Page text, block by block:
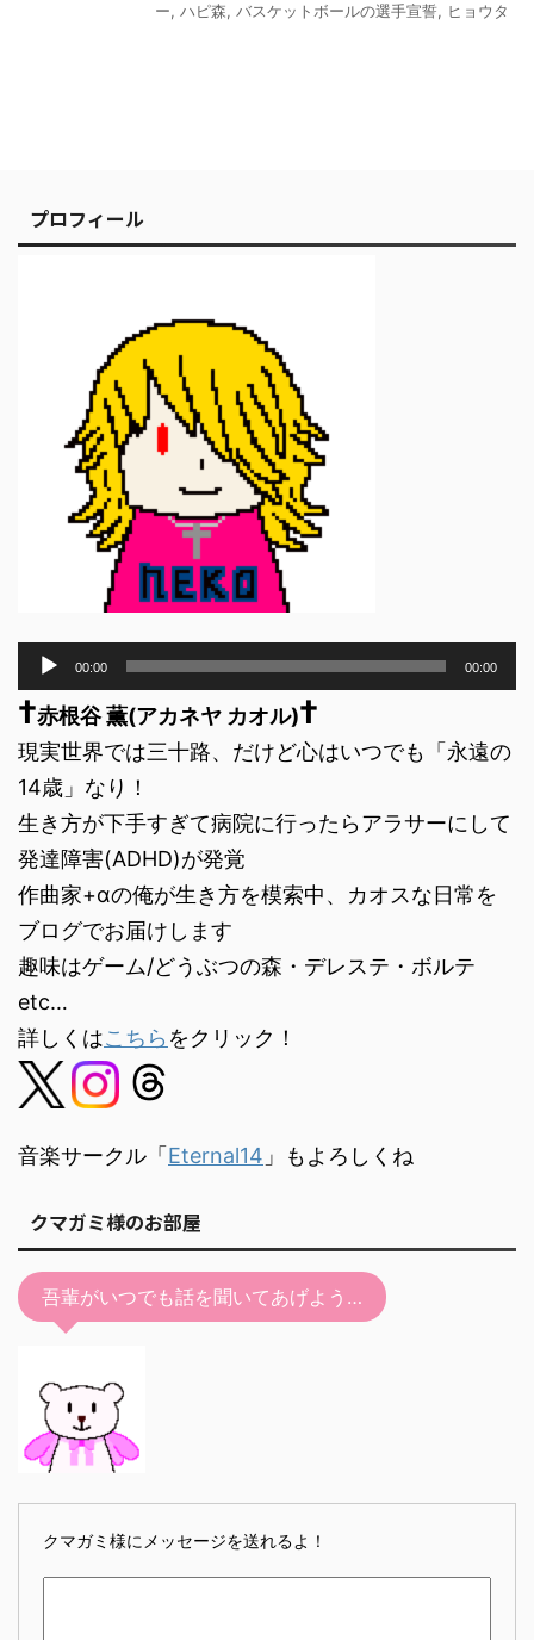
ー, ハピ森, バスケットボールの選手宣誓, ヒョウタ
プロフィール
プ
ー
ヤ
ー
00:00 00:00
†赤根谷 薫(アカネヤ カオル)†
現実世界では三十路、だけど心はいつでも「永遠の
14歳」なり！
生き方が下手すぎて病院に行ったらアラサーにして
発達障害(ADHD)が発覚
作曲家+αの俺が生き方を模索中、カオスな日常を
ブログでお届けします
趣味はゲーム/どうぶつの森・デレステ・ボルテ
etc…
詳しくはこちら をクリック！
音楽サークル「Eternal14 」もよろしくね
クマガミ様のお部屋
吾輩がいつでも話を聞いてあげよう…
クマガミ様にメッセージを送れるよ！